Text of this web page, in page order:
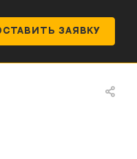
ЗАЯВКУ